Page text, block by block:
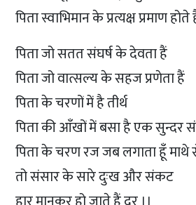
पिता स्वाभिमान के प्रत्यक्ष प्रमाण होते
पिता जो सतत संघर्ष के देवता हैं
पिता जो वात्सल्य के सहज प्रणेता हैं
पिता के चरणों में है तीर्थ
पिता की आँखों में बसा है एक सुन्दर
पिता के चरण रज जब लगाता हूँ माथे
तो संसार के सारे दुःख और संकट